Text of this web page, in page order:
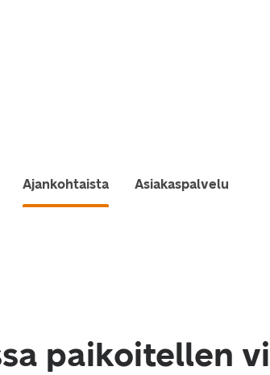
Ajankohtaista Asiakaspalvelu
paikoitellen